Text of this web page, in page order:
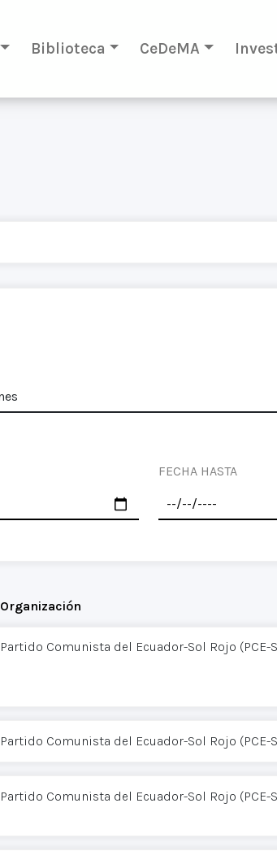
Biblioteca CeDeMA
FECHA HASTA
Organización
Partido Comunista del Ecuador-Sol Rojo (PCE-
Partido Comunista del Ecuador-Sol Rojo (PCE-
Partido Comunista del Ecuador-Sol Rojo (PCE-